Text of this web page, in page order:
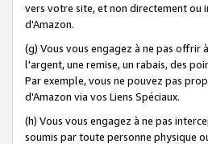
vers votre site, et non directement ou
d'Amazon.
(g) Vous vous engagez à ne pas offrir
l'argent, une remise, un rabais, des
Par exemple, vous ne pouvez pas
d'Amazon via vos Liens Spéciaux.
(h) Vous vous engagez à ne pas
soumis par toute personne physique